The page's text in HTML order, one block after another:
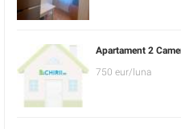
Apartament 2
750 eur/luna